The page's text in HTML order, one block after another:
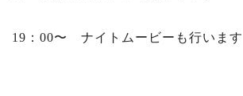
19：00〜 ナイトムービーも行います